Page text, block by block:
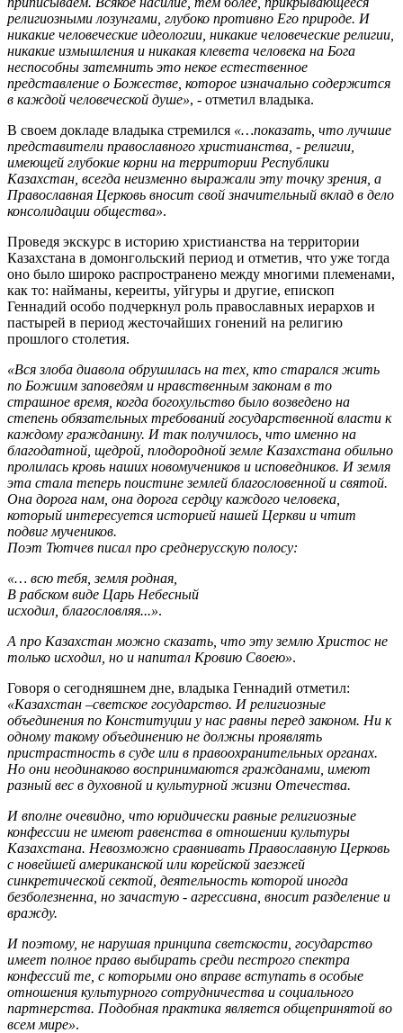
религиозными лозунгами, глубоко противно Его природе. И
никакие человеческие идеологии, никакие человеческие религии,
никакие измышления и никакая клевета человека на Бога
неспособны затемнить это некое естественное
представление о Божестве, которое изначально содержится
в каждой человеческой душе», - отметил владыка.
В своем докладе владыка стремился «…показать, что лучшие
представители православного христианства, - религии,
имеющей глубокие корни на территории Республики
Казахстан, всегда неизменно выражали эту точку зрения, а
Православная Церковь вносит свой значительный вклад в дело
консолидации общества».
Проведя экскурс в историю христианства на территории
Казахстана в домонгольский период и отметив, что уже тогда
оно было широко распространено между многими племенами,
как то: найманы, кереиты, уйгуры и другие, епископ
Геннадий особо подчеркнул роль православных иерархов и
пастырей в период жесточайших гонений на религию
прошлого столетия.
«Вся злоба диавола обрушилась на тех, кто старался жить
по Божиим заповедям и нравственным законам в то
страшное время, когда богохульство было возведено на
степень обязательных требований государственной власти к
каждому гражданину. И так получилось, что именно на
благодатной, щедрой, плодородной земле Казахстана обильно
пролилась кровь наших новомучеников и исповедников. И земля
эта стала теперь поистине землей благословенной и святой.
Она дорога нам, она дорога сердцу каждого человека,
который интересуется историей нашей Церкви и чтит
подвиг мучеников.
Поэт Тютчев писал про среднерусскую полосу:
«… всю тебя, земля родная,
В рабском виде Царь Небесный
исходил, благословляя...».
А про Казахстан можно сказать, что эту землю Христос не
только исходил, но и напитал Кровию Своею».
Говоря о сегодняшнем дне, владыка Геннадий отметил:
«Казахстан –светское государство. И религиозные
объединения по Конституции у нас равны перед законом. Ни к
одному такому объединению не должны проявлять
пристрастность в суде или в правоохранительных органах.
Но они неодинаково воспринимаются гражданами, имеют
разный вес в духовной и культурной жизни Отечества.
И вполне очевидно, что юридически равные религиозные
конфессии не имеют равенства в отношении культуры
Казахстана. Невозможно сравнивать Православную Церковь
с новейшей американской или корейской заезжей
синкретической сектой, деятельность которой иногда
безболезненна, но зачастую - агрессивна, вносит разделение и
вражду.
И поэтому, не нарушая принципа светскости, государство
имеет полное право выбирать среди пестрого спектра
конфессий те, с которыми оно вправе вступать в особые
отношения культурного сотрудничества и социального
партнерства. Подобная практика является общепринятой во
всем мире».